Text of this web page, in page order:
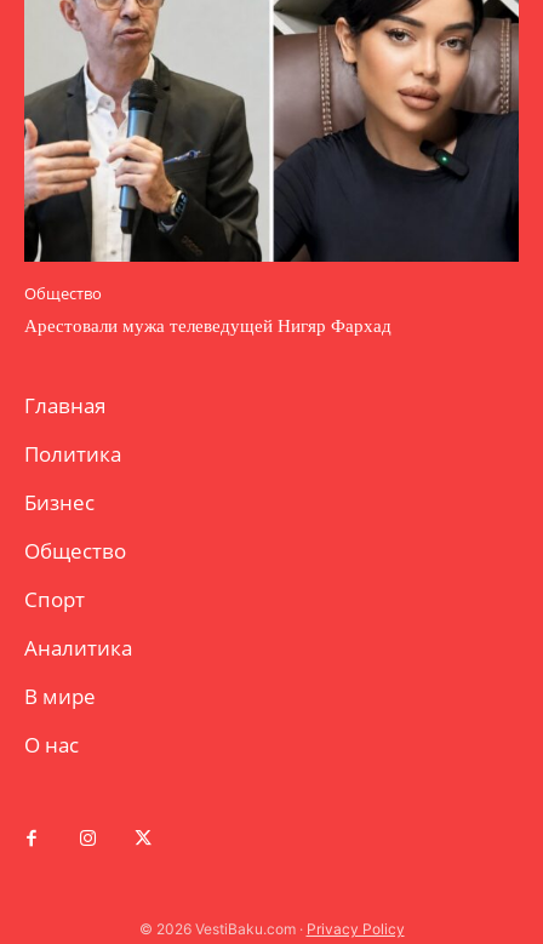
Общество
Арестовали мужа телеведущей Нигяр Фархад
Главная
Политика
Бизнес
Общество
Спорт
Аналитика
В мире
О нас
© 2026 VestiBaku.com · Privacy Policy